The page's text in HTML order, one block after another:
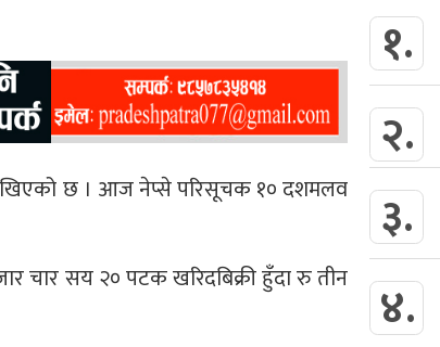
देखिएको छ । आज नेप्से परिसूचक १० दशमलव
चार सय २० पटक खरिदबिक्री हुँदा रु तीन
१.
२.
३.
४.